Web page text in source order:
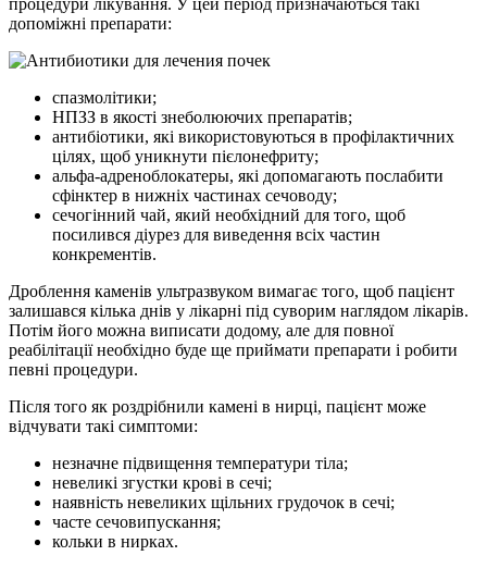
процедури лікування. У цей період призначаються такі
допоміжні препарати:
спазмолітики;
НПЗЗ в якості знеболюючих препаратів;
антибіотики, які використовуються в профілактичних
цілях, щоб уникнути пієлонефриту;
альфа-адреноблокатеры, які допомагають послабити
сфінктер в нижніх частинах сечоводу;
сечогінний чай, який необхідний для того, щоб
посилився діурез для виведення всіх частин
конкрементів.
Дроблення каменів ультразвуком вимагає того, щоб пацієнт
залишався кілька днів у лікарні під суворим наглядом лікарів.
Потім його можна виписати додому, але для повної
реабілітації необхідно буде ще приймати препарати і робити
певні процедури.
Після того як роздрібнили камені в нирці, пацієнт може
відчувати такі симптоми:
незначне підвищення температури тіла;
невеликі згустки крові в сечі;
наявність невеликих щільних грудочок в сечі;
часте сечовипускання;
кольки в нирках.